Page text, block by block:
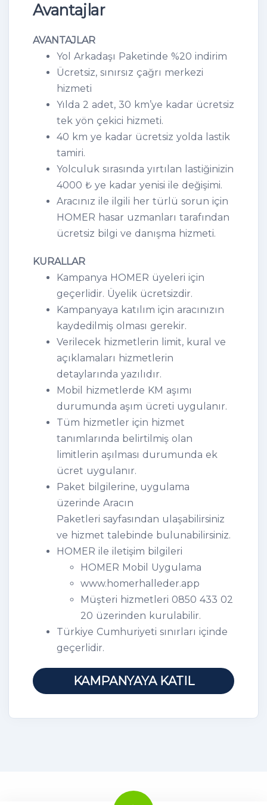
Avantajlar
AVANTAJLAR
Yol Arkadaşı Paketinde %20 indirim
Ücretsiz, sınırsız çağrı merkezi
hizmeti
Yılda 2 adet, 30 km’ye kadar ücretsiz
tek yön çekici hizmeti.
40 km ye kadar ücretsiz yolda lastik
tamiri.
Yolculuk sırasında yırtılan lastiğinizin
4000 ₺ ye kadar yenisi ile değişimi.
Aracınız ile ilgili her türlü sorun için
HOMER hasar uzmanları tarafından
ücretsiz bilgi ve danışma hizmeti.
KURALLAR
Kampanya HOMER üyeleri için
geçerlidir. Üyelik ücretsizdir.
Kampanyaya katılım için aracınızın
kaydedilmiş olması gerekir.
Verilecek hizmetlerin limit, kural ve
açıklamaları hizmetlerin
detaylarında yazılıdır.
Mobil hizmetlerde KM aşımı
durumunda aşım ücreti uygulanır.
Tüm hizmetler için hizmet
tanımlarında belirtilmiş olan
limitlerin aşılması durumunda ek
ücret uygulanır.
Paket bilgilerine, uygulama
üzerinde Aracın
Paketleri sayfasından ulaşabilirsiniz
ve hizmet talebinde bulunabilirsiniz.
HOMER ile iletişim bilgileri
HOMER Mobil Uygulama
www.homerhalleder.app
Müşteri hizmetleri 0850 433 02
20 üzerinden kurulabilir.
Türkiye Cumhuriyeti sınırları içinde
geçerlidir.
KAMPANYAYA KATIL